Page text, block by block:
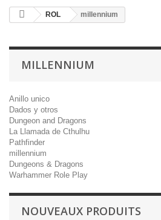
ROL millennium
MILLENNIUM
Anillo unico
Dados y otros
Dungeon and Dragons
La Llamada de Cthulhu
Pathfinder
millennium
Dungeons & Dragons
Warhammer Role Play
NOUVEAUX PRODUITS